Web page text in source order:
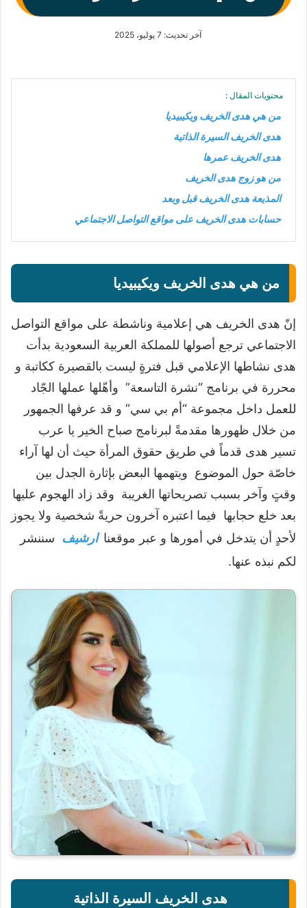
آخر تحديث: 7 يوليو، 2025
محتويات المقال :
من هي هدى الخريف ويكيبيديا
هدى الخريف السيرة الذاتية
هدى الخريف عمرها
من هو زوج هدى الخريف
المذيعة هدى الخريف قبل وبعد
حسابات هدى الخريف على مواقع التواصل الاجتماعي
من هي هدى الخريف ويكيبيديا
إنّ هدى الخريف هي إعلامية وناشطة على مواقع التواصل
الاجتماعي ترجع أصولها للمملكة العربية السعودية بدأت
هدى نشاطها الإعلامي قبل فترةٍ ليست بالقصيرة ككاتبة و
محررة في برنامج “نشرة التاسعة” وأهّلها عملها الجّاد
للعمل داخل مجموعة “أم بي سي” و قد عرفها الجمهور
من خلال ظهورها مقدمةً لبرنامج صباح الخير يا عرب
تسير هدى قدماً في طريق حقوق المرأة حيث أن لها آراء
خاصّة حول الموضوع ويتهمها البعض بإثارة الجدل بين
وقتٍ وآخر بسبب تصريحاتها الغريبة وقد زاد الهجوم عليها
بعد خلع حجابها فيما اعتبره آخرون حريةً شخصية ولا يجوز
لأحدٍ أن يتدخل في أمورها و عبر موقعنا ارشيف سننشر
لكم نبذه عنها.
هدى الخريف السيرة الذاتية